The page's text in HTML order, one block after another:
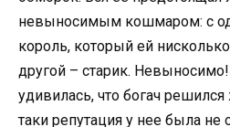
невыносимым кошмаром: с
король, который ей
другой – старик.
удивилась, что богач
таки репутация у нее была не